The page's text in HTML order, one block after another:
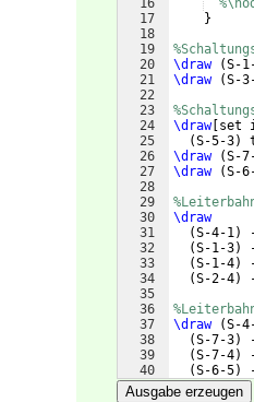
16
17
18
19
20
21
22
23
24
25
26
27
28
29
30
31
32
33
34
35
36
37
38
39
40
41
}
\draw
(S-
\draw
(S-
\draw[ set
(S-5-3)
\draw
(S-
\draw
(S-
\draw
(S-4-1)
(S-1-3)
(S-1-4)
(S-2-4)
\draw
(S-
(S-7-3)
(S-7-4)
(S-6-5)
Ausgabe erzeugen